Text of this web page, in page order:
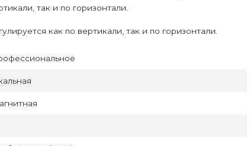
так и по горизонтали.
как по вертикали, так и по горизонтали.